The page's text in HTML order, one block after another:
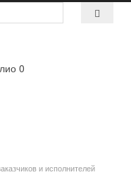
0
и исполнителей